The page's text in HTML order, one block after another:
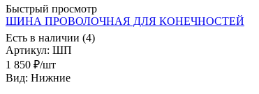
Быстрый просмотр
ШИНА ПРОВОЛОЧНАЯ ДЛЯ КОНЕЧНОСТЕЙ
Есть в наличии (4)
Артикул: ШП
1 850 ₽/шт
Вид: Нижние